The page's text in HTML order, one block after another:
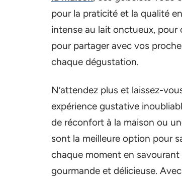
pour la praticité et la qualité
intense au lait onctueux, pour
pour partager avec vos
chaque dégustation.
N’attendez plus et laissez-
expérience gustative
de réconfort à la maison ou
sont la meilleure option pour
chaque moment en
gourmande et délicieuse.